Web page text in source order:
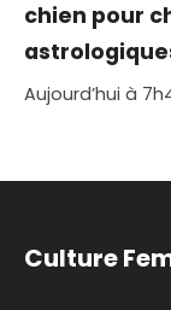
chien pour
Aujourd’hui à
Culture